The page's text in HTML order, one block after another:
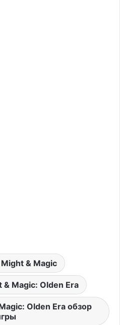
& Magic
Magic: Olden Era
Olden Era обзор